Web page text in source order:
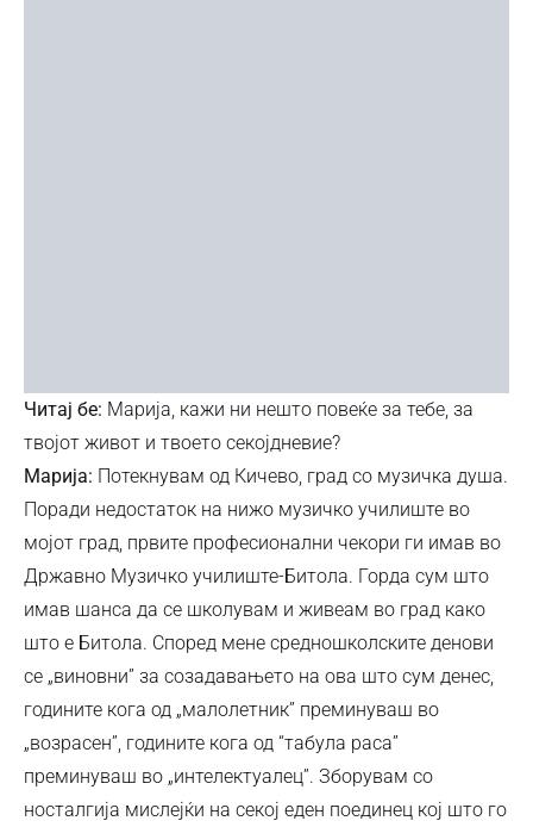
Читај бе: Марија, кажи ни нешто повеќе за тебе, за
твојот живот и твоето секојдневие?
Марија: Потекнувам од Кичево, град со музичка душа.
Поради недостаток на нижо музичко училиште во
мојот град, првите професионални чекори ги имав во
Државно Музичко училиште-Битола. Горда сум што
имав шанса да се школувам и живеам во град како
што е Битола. Според мене средношколските денови
се „виновни” за созадавањето на ова што сум денес,
годините кога од „малолетник” преминуваш во
„возрасен”, годините кога од “табула раса”
преминуваш во „интелектуалец”. Зборувам со
носталгија мислејќи на секој еден поединец кој што го